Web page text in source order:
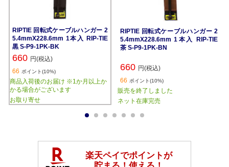
RIPTIE 回転式ケーブルハンガー 2
5.4mmX228.6mm 1本入 RIP-TIE
黒 S-P9-1PK-BK
660 円(税込)
66 ポイント(10%)
商品入荷後のお届け ※1か月以上か
かる場合がございます
お取り寄せ
RIPTIE 回転式ケーブルハンガー 2
5.4mmX228.6mm 1本入 RIP-TIE
茶 S-P9-1PK-BN
660 円(税込)
66 ポイント(10%)
販売を終了しました
ネット在庫完売